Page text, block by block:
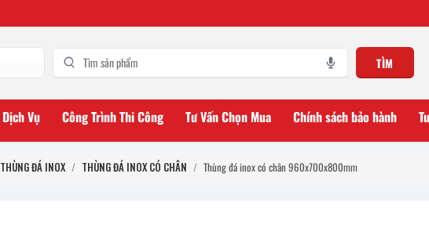
TÌM
Dịch Vụ Công Trình Thi Công Tư Vấn Chọn Mua Chính sách bảo hành
THÙNG ĐÁ INOX / THÙNG ĐÁ INOX CÓ CHÂN / Thùng đá inox có chân 960x700x800mm